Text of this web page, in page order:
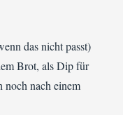
das nicht passt)
Brot, als Dip für
noch nach einem